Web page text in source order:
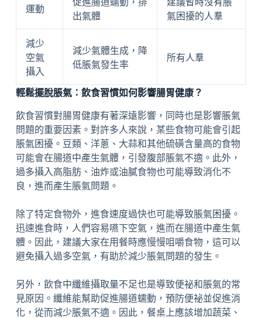
運動
促進腸道蠕動，排
出氣體
建議暫時沒有脹
氣困擾的人羣
減少
空氣
攝入
減少氣體生成，降
低脹氣發生率
所有人羣
輕鬆擺脫脹氣：飲食習慣如何影響腸胃健康？
飲食習慣對腸胃健康有著深遠影響，同時也是影響脹氣
問題的重要因素。對許多人來說，某些食物可能會引起
脹氣困擾。豆類、洋蔥、大蒜和其他硫磺含量高的食物
可能會在腸道中產生氣體，引發腹部脹氣不適。此外，
過多攝入高脂肪、油炸或油膩食物也可能導致消化不
良，進而產生脹氣問題。
除了特定食物外，進食速度過快也可能導致脹氣困擾。
迅速進食時，人們容易嚥下空氣，進而在腸道中產生氣
體。因此，建議大家在用餐時應慢慢咀嚼食物，這可以
避免攝入過多空氣，有助於減少脹氣問題的發生。
另外，飲食中纖維攝取量不足也是導致便祕和脹氣的常
見原因。纖維能幫助促進腸道蠕動，預防便祕並促進消
化，從而減少脹氣不適。因此，餐桌上應該增加蔬菜、